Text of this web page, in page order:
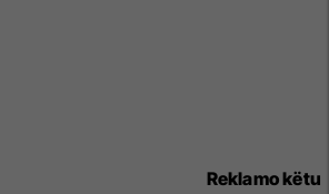
Reklamo këtu